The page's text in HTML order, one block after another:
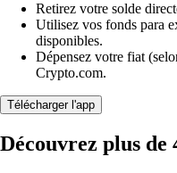
Retirez votre solde
Utilisez vos fonds para
disponibles.
Dépensez votre fiat
Crypto.com.
Télécharger l'app
Découvrez plus de